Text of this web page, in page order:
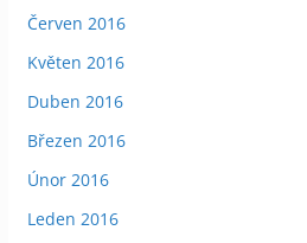
Červen 2016
Květen 2016
Duben 2016
Březen 2016
Únor 2016
Leden 2016